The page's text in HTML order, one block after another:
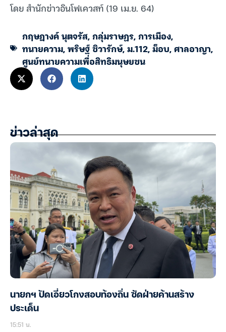
โดย สำนักข่าวอินโฟเควสท์ (19 เม.ย. 64)
กฤษฎางค์ นุตจรัส,กลุ่มราษฏร,การเมือง,
ทนายความ,พริษฐ์ ชิวารักษ์,ม.112,ม็อบ,ศาลอาญา,
ศูนย์ทนายความเพื่อสิทธิมนุษยชน
ข่าวล่าสุด
นายกฯ ปัดเอี่ยวโกงสอบท้องถิ่น ซัดฝ่ายค้านสร้าง
ประเด็น
15:51 น.